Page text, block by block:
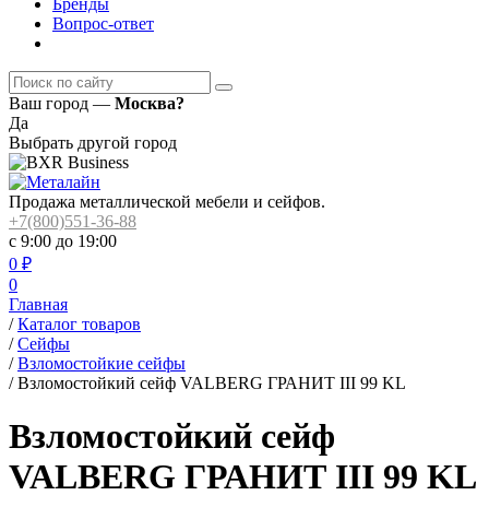
Бренды
Вопрос-ответ
Ваш город — Москва?
Да
Выбрать другой город
Продажа металлической мебели и сейфов.
+7(800)551-36-88
с 9:00 до 19:00
0 ₽
0
Главная
/ Каталог товаров
/ Сейфы
/ Взломостойкие сейфы
/ Взломостойкий сейф VALBERG ГРАНИТ III 99 KL
Взломостойкий сейф
VALBERG ГРАНИТ III 99 KL